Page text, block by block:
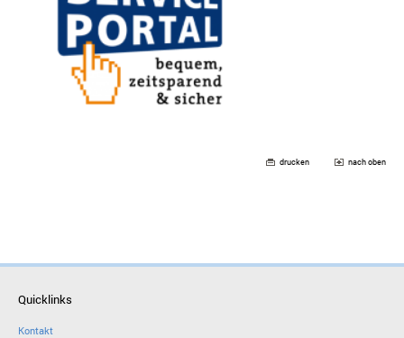
drucken nach oben
Quicklinks
Kontakt